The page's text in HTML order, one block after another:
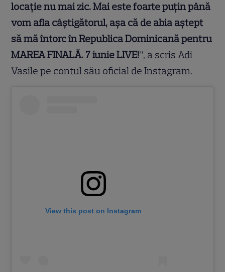
locație nu mai zic. Mai este foarte puțin până
vom afla câștigătorul, așa că de abia aștept
să mă întorc în Republica Dominicană pentru
MAREA FINALĂ. 7 iunie LIVE!”, a scris Adi
Vasile pe contul său oficial de Instagram.
View this post on Instagram